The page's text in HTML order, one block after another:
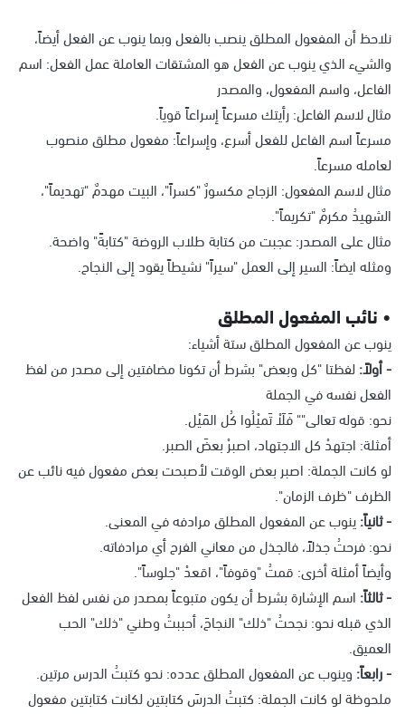
نلاحظ أن المفعول المطلق ينصب بالفعل وبما ينوب عن الفعل أيضاً،
والشيء الذي ينوب عن الفعل هو المشتقات العاملة عمل الفعل: اسم
الفاعل، واسم المفعول، والمصدر
مثال لاسم الفاعل: رأيتك مسرعاً إسراعاً قوياً.
مسرعاً اسم الفاعل للفعل أسرع، وإسراعاً: مفعول مطلق منصوب
لعامله مسرعاً.
مثال لاسم المفعول: الزجاج مكسورٌ "كسراً"، البيت مهدمٌ "تهديماً"،
الشهيدُ مكرمٌ "تكريماً".
مثال على المصدر: عجبت من كتابة طلاب الروضة "كتابةً" واضحة.
ومثله ايضاً: السير إلى العمل "سيراً" نشيطاً يقود إلى النجاح.
• نائب المفعول المطلق
ينوب عن المفعول المطلق ستة أشياء:
- أولاً:لفظتا "كل وبعض" بشرط أن تكونا مضافتين إلى مصدر من لفظ
الفعل نفسه في الجملة
نحو: قوله تعالى"" فَلَاْ تَميْلُوا كُل المَيْل.
أمثلة: اجتهدْ كل الاجتهاد، اصبرْ بعضَ الصبر.
لو كانت الجملة: اصبر بعض الوقت لأصبحت بعض مفعول فيه نائب عن
الظرف "ظرف الزمان".
- ثانياً:ينوب عن المفعول المطلق مرادفه في المعنى.
نحو: فرحتُ جذلاً، فالجذل من معاني الفرح أي مرادفاته.
وأيضاً أمثلة أخرى: قمتُ "وقوفاً"، اقعدْ "جلوساً".
- ثالثاً: اسم الإشارة بشرط أن يكون متبوعاً بمصدر من نفس لفظ الفعل
الذي قبله نحو: نجحتُ "ذلك" النجاحَ، أحببتُ وطني "ذلك" الحب
العميق.
- رابعاً: وينوب عن المفعول المطلق عدده: نحو كتبتُ الدرس مرتين.
ملحوظة لو كانت الجملة: كتبتُ الدرسَ كتابتين لكانت كتابتين مفعول